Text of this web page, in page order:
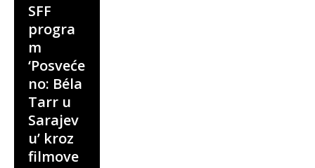
SFF
progra
m
‘Posveće
no: Béla
Tarr u
Sarajev
u’ kroz
filmove